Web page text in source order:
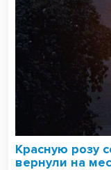
Красную розу
вернули на